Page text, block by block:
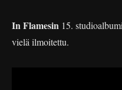
In Flamesin 15.
vielä ilmoitettu.